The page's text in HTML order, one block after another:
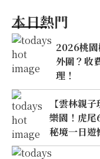
本日熱門
2026桃園
外圍？收
理！
【雲林親
樂園！虎
秘境一日遊